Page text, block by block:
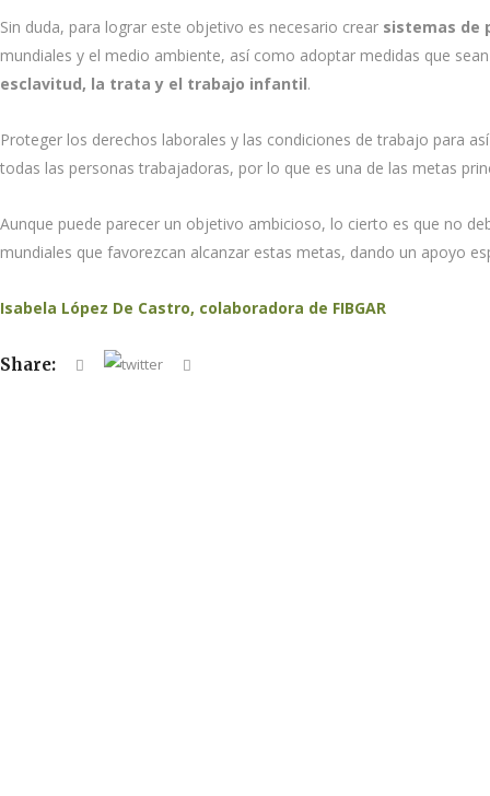
Sin duda, para lograr este objetivo es necesario crear sistemas de
mundiales y el medio ambiente, así como adoptar medidas que
esclavitud, la trata y el trabajo infantil.
Proteger los derechos laborales y las condiciones de trabajo para
todas las personas trabajadoras, por lo que es una de las metas
Aunque puede parecer un objetivo ambicioso, lo cierto es que no
mundiales que favorezcan alcanzar estas metas, dando un apoyo
Isabela López De Castro, colaboradora de FIBGAR
Share: